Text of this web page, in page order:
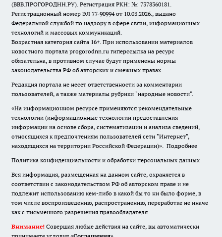
(ВВВ.ПРОГОРОДНН.РУ). Регистрация РКН: №: 7378360181.
Регистрационный номер ЭЛ 77-90994 от 10.03.2026., выдано
Федеральной службой по надзору в сфере связи, информационных
технологий и массовых коммуникаций.
Возрастная категория сайта 16+. При использовании материалов
новостного портала progorodnn.ru гиперссылка на ресурс
обязательна, в противном случае будут применены нормы
законодательства РФ об авторских и смежных правах.
Редакция портала не несет ответственности за комментарии
пользователей, а также материалы рубрики "народные новости".
«На информационном ресурсе применяются рекомендательные
технологии (информационные технологии предоставления
информации на основе сбора, систематизации и анализа сведений,
относящихся к предпочтениям пользователей сети "Интернет",
находящихся на территории Российской Федерации)». Подробнее
Политика конфиденциальности и обработки персональных данных
Вся информация, размещенная на данном сайте, охраняется в
соответствии с законодательством РФ об авторском праве и не
подлежит использованию кем-либо в какой бы то ни было форме, в
том числе воспроизведению, распространению, переработке не иначе
как с письменного разрешения правообладателя.
Внимание! Совершая любые действия на сайте, вы автоматически